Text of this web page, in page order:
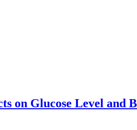
on Glucose Level